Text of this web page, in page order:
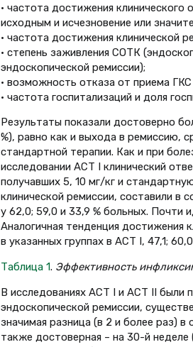
• частота достижения
исходным и исчезновение или
• частота достижения клинической
• степень заживления СОТК
эндоскопической ремиссии);
• возможность отказа от приема
• частота госпитализаций и доля
Результаты показали достоверно
%), равно как и выхода в ремиссию,
стандартной терапии. Как и при
исследовании АСТ I клинический
получавших 5, 10 мг/кг и
клинической ремиссии, составили в
у 62,0; 59,0 и 33,9 % больных. Почти
Аналогичная тенденция достижения
в указанных группах в АСТ I, 47,1;
Таблица 1. Эффективность
В исследованиях АСТ I и АСТ II были
эндоскопической ремиссии,
значимая разница (в 2 и более раз)
также достоверная – на 30-й неделе